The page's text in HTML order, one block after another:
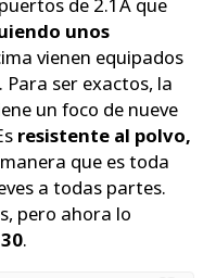
unos
vienen equipados
Para ser exactos, la
un foco de nueve
resistente al polvo,
que es toda
a todas partes.
pero ahora lo
.